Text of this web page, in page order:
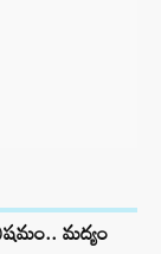
మద్యం